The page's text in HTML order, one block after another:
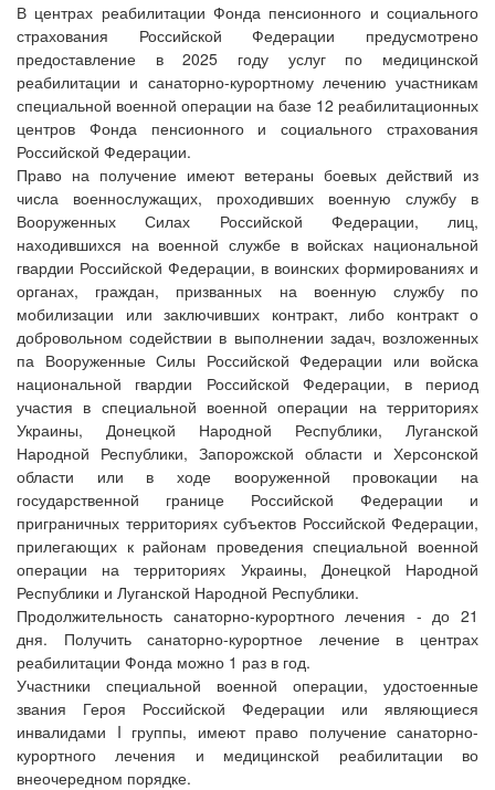
В центрах реабилитации Фонда пенсионного и социального
страхования Российской Федерации предусмотрено
предоставление в 2025 году услуг по медицинской
реабилитации и санаторно-курортному лечению участникам
специальной военной операции на базе 12 реабилитационных
центров Фонда пенсионного и социального страхования
Российской Федерации.
Право на получение имеют ветераны боевых действий из
числа военнослужащих, проходивших военную службу в
Вооруженных Силах Российской Федерации, лиц,
находившихся на военной службе в войсках национальной
гвардии Российской Федерации, в воинских формированиях и
органах, граждан, призванных на военную службу по
мобилизации или заключивших контракт, либо контракт о
добровольном содействии в выполнении задач, возложенных
па Вооруженные Силы Российской Федерации или войска
национальной гвардии Российской Федерации, в период
участия в специальной военной операции на территориях
Украины, Донецкой Народной Республики, Луганской
Народной Республики, Запорожской области и Херсонской
области или в ходе вооруженной провокации на
государственной границе Российской Федерации и
приграничных территориях субъектов Российской Федерации,
прилегающих к районам проведения специальной военной
операции на территориях Украины, Донецкой Народной
Республики и Луганской Народной Республики.
Продолжительность санаторно-курортного лечения - до 21
дня. Получить санаторно-курортное лечение в центрах
реабилитации Фонда можно 1 раз в год.
Участники специальной военной операции, удостоенные
звания Героя Российской Федерации или являющиеся
инвалидами I группы, имеют право получение санаторно-
курортного лечения и медицинской реабилитации во
внеочередном порядке.